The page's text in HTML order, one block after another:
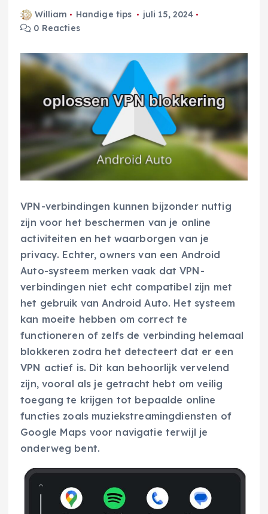
William Handige tips
juli 15, 2024
0 Reacties
VPN-verbindingen kunnen bijzonder nuttig
zijn voor het beschermen van je online
activiteiten en het waarborgen van je
privacy. Echter, owners van een Android
Auto-systeem merken vaak dat VPN-
verbindingen niet echt compatibel zijn met
het gebruik van Android Auto. Het systeem
kan moeite hebben om correct te
functioneren of zelfs de verbinding helemaal
blokkeren zodra het detecteert dat er een
VPN actief is. Dit kan behoorlijk vervelend
zijn, vooral als je getracht hebt om veilig
toegang te krijgen tot bepaalde online
functies zoals muziekstreamingdiensten of
Google Maps voor navigatie terwijl je
onderweg bent.